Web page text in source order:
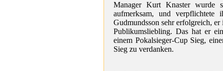
Manager Kurt Knaster wurde
aufmerksam, und
Gudmundsson sehr erfolgreich, er
Publikumsliebling. Das hat er
einem Pokalsieger-Cup Sieg,
Sieg zu verdanken.